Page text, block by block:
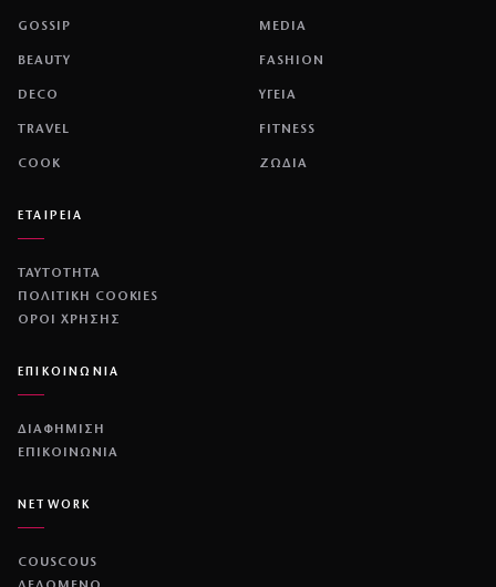
GOSSIP MEDIA
BEAUTY FASHION
DECO ΥΓΕΙΑ
TRAVEL FITNESS
COOK ΖΩΔΙΑ
ΕΤΑΙΡΕΙΑ
ΤΑΥΤΟΤΗΤΑ
ΠΟΛΙΤΙΚΉ COOKIES
ΌΡΟΙ ΧΡΉΣΗΣ
ΕΠΙΚΟΙΝΩΝΙΑ
ΔΙΑΦΗΜΙΣΗ
ΕΠΙΚΟΙΝΩΝΙΑ
NETWORK
COUSCOUS